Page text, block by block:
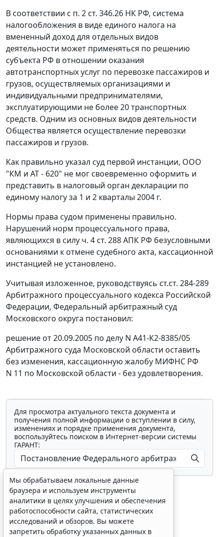
В соответствии с п. 2 ст. 346.26 НК РФ, система
налогообложения в виде единого налога на
вмененный доход для отдельных видов
деятельности может применяться по решению
субъекта РФ в отношении оказания
автотранспортных услуг по перевозке пассажиров и
грузов, осуществляемых организациями и
индивидуальными предпринимателями,
эксплуатирующими не более 20 транспортных
средств. Одним из основных видов деятельности
Общества является осуществление перевозки
пассажиров и грузов.
Как правильно указал суд первой инстанции, ООО
"КМ и AT - 620" не мог своевременно оформить и
представить в налоговый орган декларации по
единому налогу за 1 и 2 кварталы 2004 г.
Нормы права судом применены правильно.
Нарушений норм процессуального права,
являющихся в силу ч. 4 ст. 288АПК РФ безусловными
основаниями к отмене судебного акта, кассационной
инстанцией не установлено.
Учитывая изложенное, руководствуясь ст.ст. 284-289
Арбитражного процессуального кодекса Российской
Федерации, Федеральный арбитражный суд
Московского округа постановил:
решение от 20.09.2005 по делу N А41-К2-8385/05
Арбитражного суда Московской области оставить
без изменения, кассационную жалобу МИФНС РФ
N 11 по Московской области - без удовлетворения.
Для просмотра актуального текста документа и
получения полной информации о вступлении в силу,
изменениях и порядке применения документа,
воспользуйтесь поиском в Интернет-версии системы
ГАРАНТ:
Показать все материалы
Мы обрабатываем локальные данные
браузера и используем инструменты
аналитики в целях улучшения и обеспечения
работоспособности сайта, статистических
исследований и обзоров. Вы можете
запретить обработку указанных данных в